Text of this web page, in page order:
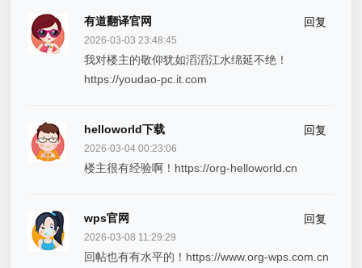
有道翻译官网 回复
2026-03-03 23:48:45
我对楼主的敬仰犹如滔滔江水绵延不绝！
https://youdao-pc.it.com
helloworld下载 回复
2026-03-04 00:23:06
楼主很有经验啊！https://org-helloworld.cn
wps官网 回复
2026-03-08 11:29:29
回帖也有有水平的！https://www.org-wps.com.cn